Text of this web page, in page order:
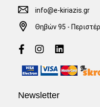
info@e-kiriazis.gr
Θηβών 95 -
Newsletter